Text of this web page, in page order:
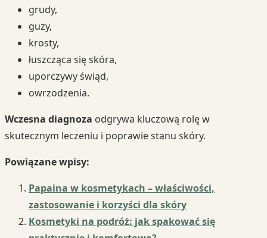
grudy,
guzy,
krosty,
łuszcząca się skóra,
uporczywy świąd,
owrzodzenia.
Wczesna diagnoza odgrywa kluczową rolę w
skutecznym leczeniu i poprawie stanu skóry.
Powiązane wpisy:
Papaina w kosmetykach – właściwości,
zastosowanie i korzyści dla skóry
Kosmetyki na podróż: jak spakować się